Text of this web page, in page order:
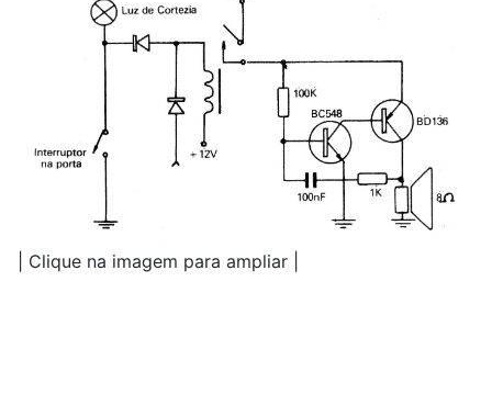
| Clique na imagem para ampliar |